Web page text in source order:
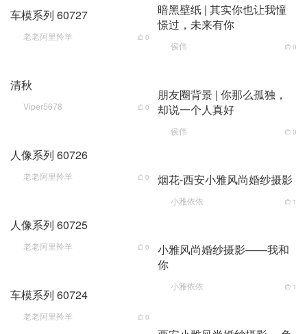
车模系列 60727
老老阿里羚羊 0
清秋
Viper5678 0
人像系列 60726
老老阿里羚羊 0
人像系列 60725
老老阿里羚羊 0
车模系列 60724
老老阿里羚羊 0
暗黑壁纸 | 其实你也让我憧
憬过，未来有你
侯伟 0
朋友圈背景 | 你那么孤独，
却说一个人真好
侯伟 0
烟花-西安小雅风尚婚纱摄影
小雅依依 1
小雅风尚婚纱摄影——我和
你
小雅依依 1